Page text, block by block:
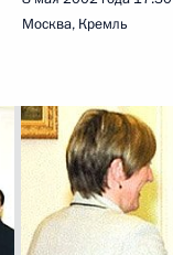
Москва, Кремль